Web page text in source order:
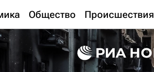
Общество Происшествия